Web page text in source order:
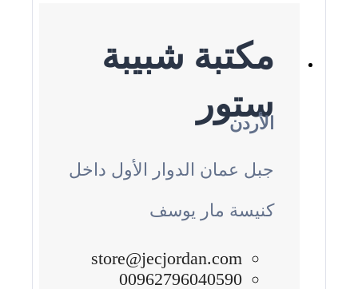
مكتبة شبيبة
ستور
الأردن
جبل عمان الدوار الأول داخل
كنيسة مار يوسف
store@jecjordan.com
00962796040590